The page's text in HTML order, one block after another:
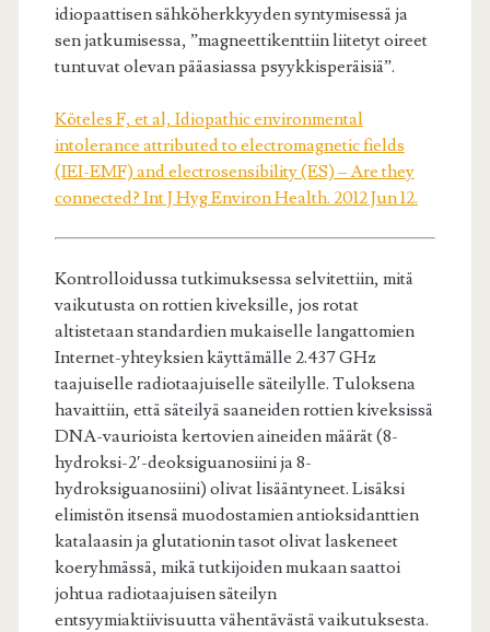
idiopaattisen sähköherkkyyden syntymisessä ja
sen jatkumisessa, ”magneettikenttiin liitetyt oireet
tuntuvat olevan pääasiassa psyykkisperäisiä”.
Köteles F, et al, Idiopathic environmental
intolerance attributed to electromagnetic fields
(IEI-EMF) and electrosensibility (ES) – Are they
connected? Int J Hyg Environ Health. 2012 Jun 12.
Kontrolloidussa tutkimuksessa selvitettiin, mitä
vaikutusta on rottien kiveksille, jos rotat
altistetaan standardien mukaiselle langattomien
Internet-yhteyksien käyttämälle 2.437 GHz
taajuiselle radiotaajuiselle säteilylle. Tuloksena
havaittiin, että säteilyä saaneiden rottien kiveksissä
DNA-vaurioista kertovien aineiden määrät (8-
hydroksi-2′-deoksiguanosiini ja 8-
hydroksiguanosiini) olivat lisääntyneet. Lisäksi
elimistön itsensä muodostamien antioksidanttien
katalaasin ja glutationin tasot olivat laskeneet
koeryhmässä, mikä tutkijoiden mukaan saattoi
johtua radiotaajuisen säteilyn
entsyymiaktiivisuutta vähentävästä vaikutuksesta.